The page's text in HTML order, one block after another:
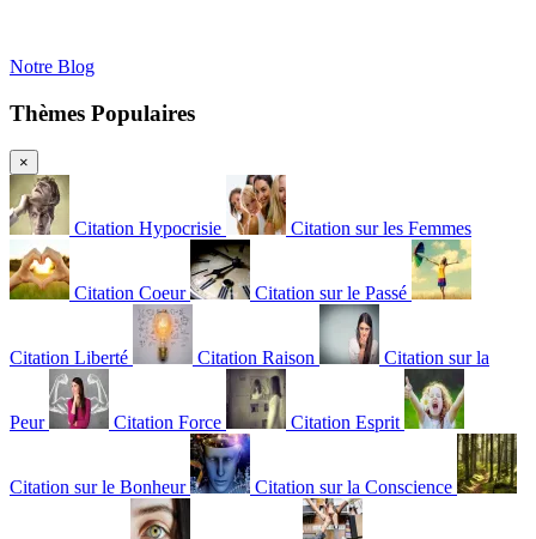
Notre Blog
Thèmes Populaires
×
Citation Hypocrisie Citation sur les Femmes
Citation Coeur Citation sur le Passé
Citation Liberté Citation Raison Citation sur la
Peur Citation Force Citation Esprit
Citation sur le Bonheur Citation sur la Conscience